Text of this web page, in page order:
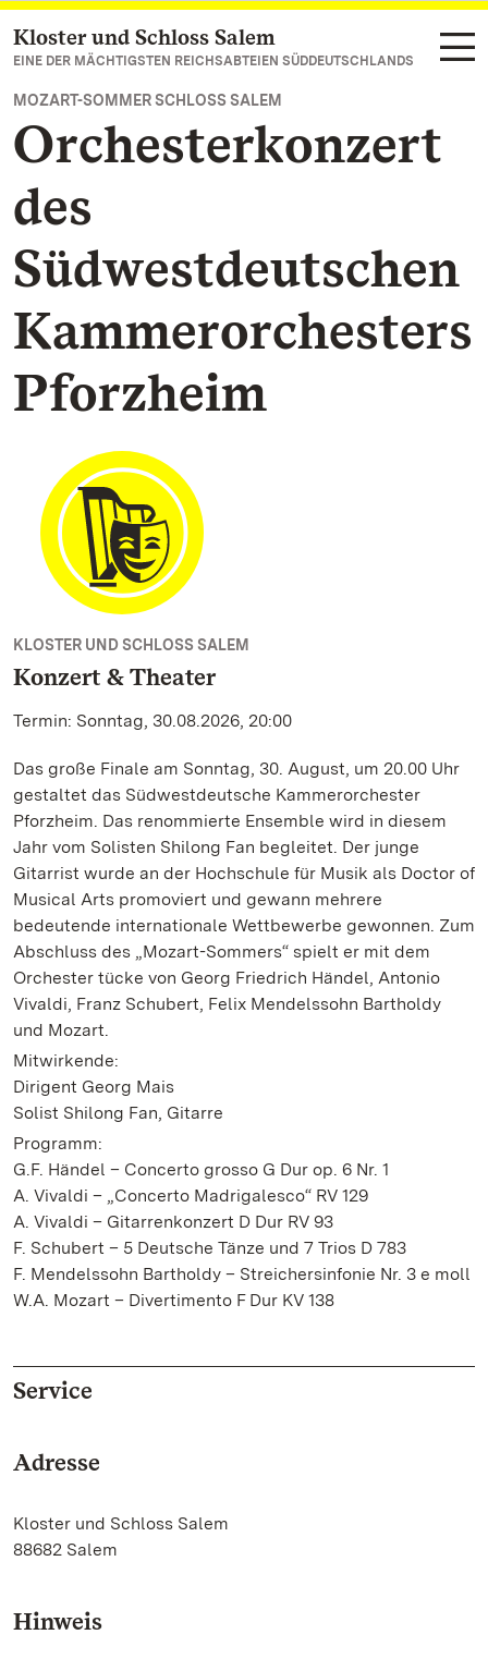
Zum Hauptinhalt springen
Kloster und Schloss Salem
EINE DER MÄCHTIGSTEN REICHSABTEIEN SÜDDEUTSCHLANDS
MOZART-SOMMER SCHLOSS SALEM
Orchesterkonzert
des
Südwestdeutschen
Kammerorchesters
Pforzheim
KLOSTER UND SCHLOSS SALEM
Konzert & Theater
Termin: Sonntag, 30.08.2026, 20:00
Das große Finale am Sonntag, 30. August, um 20.00 Uhr
gestaltet das Südwestdeutsche Kammerorchester
Pforzheim. Das renommierte Ensemble wird in diesem
Jahr vom Solisten Shilong Fan begleitet. Der junge
Gitarrist wurde an der Hochschule für Musik als Doctor of
Musical Arts promoviert und gewann mehrere
bedeutende internationale Wettbewerbe gewonnen. Zum
Abschluss des „Mozart-Sommers“ spielt er mit dem
Orchester tücke von Georg Friedrich Händel, Antonio
Vivaldi, Franz Schubert, Felix Mendelssohn Bartholdy
und Mozart.
Mitwirkende:
Dirigent Georg Mais
Solist Shilong Fan, Gitarre
Programm:
G.F. Händel – Concerto grosso G Dur op. 6 Nr. 1
A. Vivaldi – „Concerto Madrigalesco“ RV 129
A. Vivaldi – Gitarrenkonzert D Dur RV 93
F. Schubert – 5 Deutsche Tänze und 7 Trios D 783
F. Mendelssohn Bartholdy – Streichersinfonie Nr. 3 e moll
W.A. Mozart – Divertimento F Dur KV 138
Service
Adresse
Kloster und Schloss Salem
88682 Salem
Hinweis